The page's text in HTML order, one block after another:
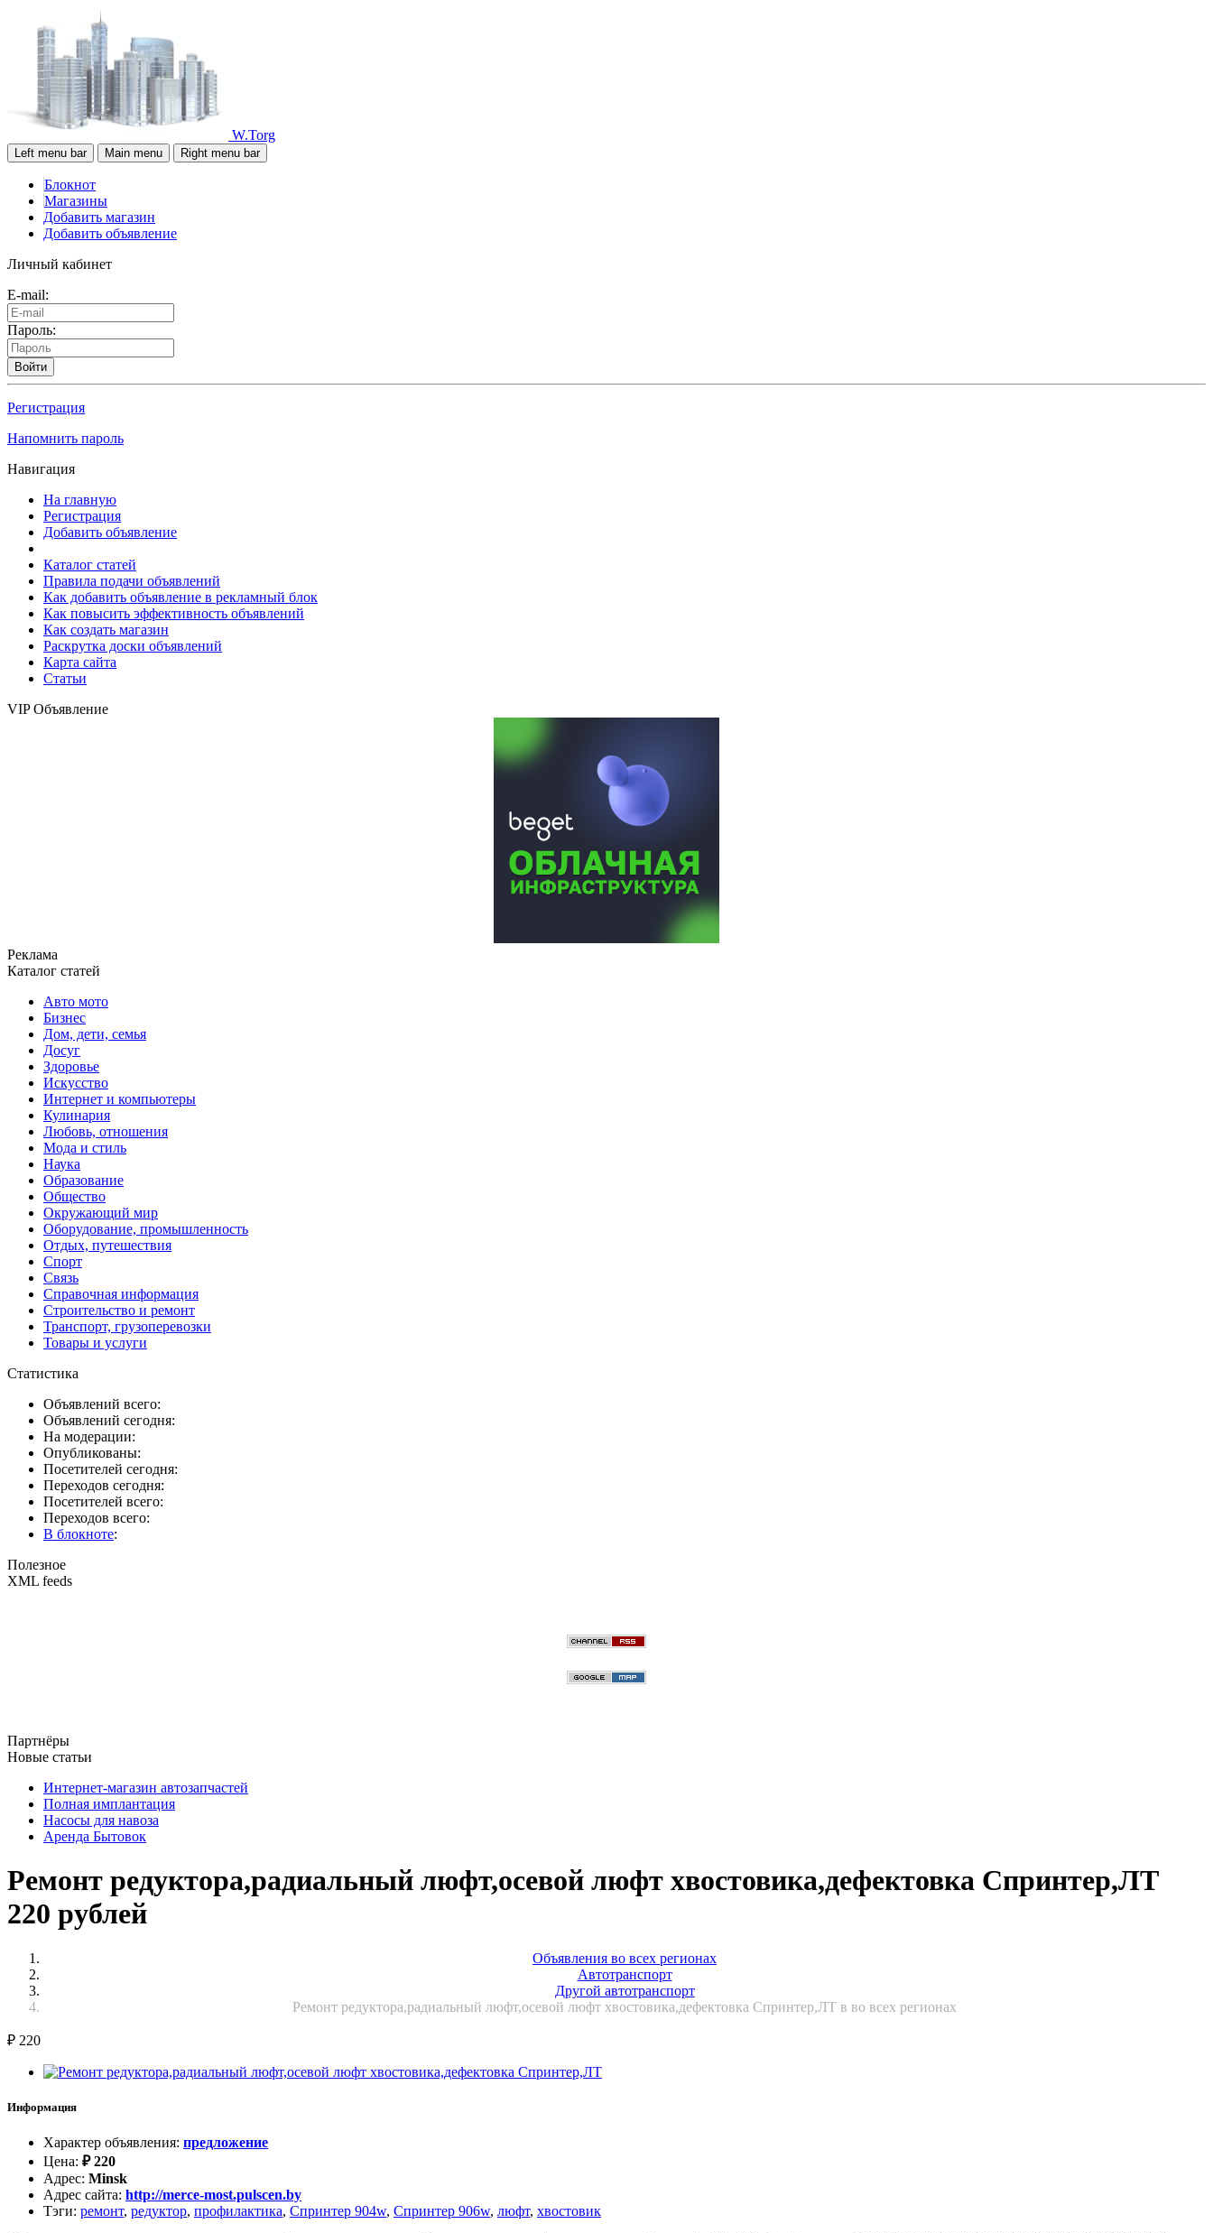
W.Torg
Left menu bar Main menu Right menu bar
Блокнот
Магазины
Добавить магазин
Добавить объявление
Личный кабинет
E-mail:
Пароль:
Войти
Регистрация
Напомнить пароль
Навигация
На главную
Регистрация
Добавить объявление
Каталог статей
Правила подачи объявлений
Как добавить объявление в рекламный блок
Как повысить эффективность объявлений
Как создать магазин
Раскрутка доски объявлений
Карта сайта
Статьи
VIP Объявление
Реклама
Каталог статей
Авто мото
Бизнес
Дом, дети, семья
Досуг
Здоровье
Искусство
Интернет и компьютеры
Кулинария
Любовь, отношения
Мода и стиль
Наука
Образование
Общество
Окружающий мир
Оборудование, промышленность
Отдых, путешествия
Спорт
Связь
Справочная информация
Строительство и ремонт
Транспорт, грузоперевозки
Товары и услуги
Статистика
Объявлений всего:
Объявлений сегодня:
На модерации:
Опубликованы:
Посетителей сегодня:
Переходов сегодня:
Посетителей всего:
Переходов всего:
В блокноте:
Полезное
XML feeds
Партнёры
Новые статьи
Интернет-магазин автозапчастей
Полная имплантация
Насосы для навоза
Аренда Бытовок
Ремонт редуктора,радиальный люфт,осевой люфт хвостовика,дефектовка Спринтер,ЛТ
220 рублей
Объявления во всех регионах
Автотранспорт
Другой автотранспорт
Ремонт редуктора,радиальный люфт,осевой люфт хвостовика,дефектовка Спринтер,ЛТ в во всех регионах
₽ 220
Информация
Характер объявления: предложение
Цена: ₽220
Адрес: Minsk
Адрес сайта: http://merce-most.pulscen.by
Тэги: ремонт, редуктор, профилактика, Спринтер 904w, Спринтер 906w, люфт, хвостовик